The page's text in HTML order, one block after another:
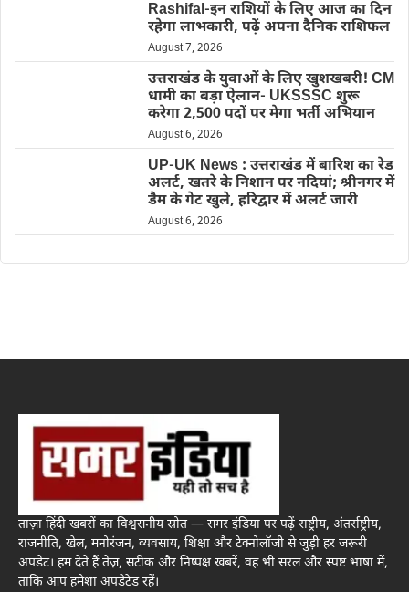
Rashifal-इन राशियों के लिए आज का दिन
रहेगा लाभकारी, पढ़ें अपना दैनिक राशिफल
August 7, 2026
उत्तराखंड के युवाओं के लिए खुशखबरी! CM
धामी का बड़ा ऐलान- UKSSSC शुरू
करेगा 2,500 पदों पर मेगा भर्ती अभियान
August 6, 2026
UP-UK News : उत्तराखंड में बारिश का रेड
अलर्ट, खतरे के निशान पर नदियां; श्रीनगर में
डैम के गेट खुले, हरिद्वार में अलर्ट जारी
August 6, 2026
ताज़ा हिंदी खबरों का विश्वसनीय स्रोत — समर इंडिया पर पढ़ें राष्ट्रीय, अंतर्राष्ट्रीय,
राजनीति, खेल, मनोरंजन, व्यवसाय, शिक्षा और टेक्नोलॉजी से जुड़ी हर जरूरी
अपडेट। हम देते हैं तेज़, सटीक और निष्पक्ष खबरें, वह भी सरल और स्पष्ट भाषा में,
ताकि आप हमेशा अपडेटेड रहें।